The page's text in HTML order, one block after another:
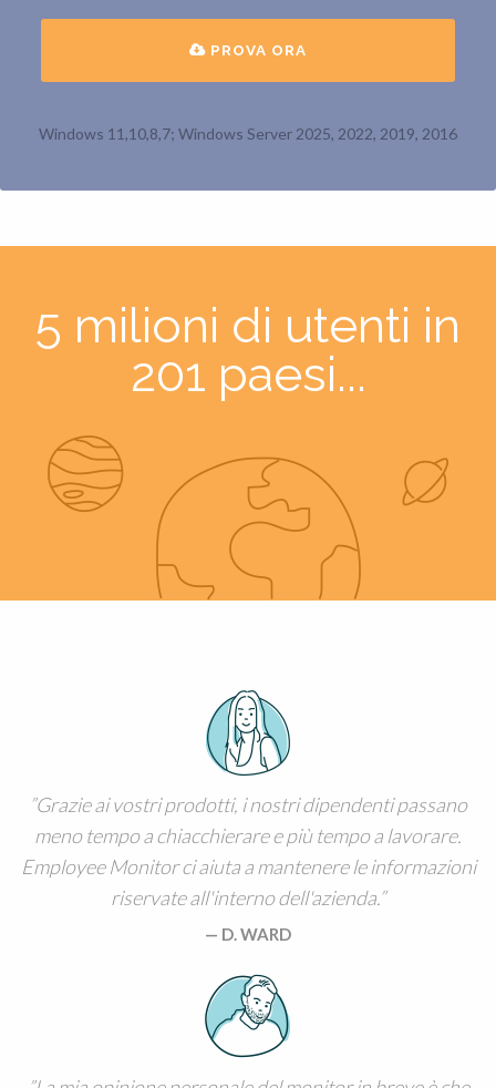
PROVA ORA
Windows 11,10,8,7; Windows Server 2025, 2022, 2019, 2016
5 milioni di utenti in
201 paesi...
Grazie ai vostri prodotti, i nostri dipendenti passano
meno tempo a chiacchierare e più tempo a lavorare.
Employee Monitor ci aiuta a mantenere le informazioni
riservate all'interno dell'azienda.
D. WARD